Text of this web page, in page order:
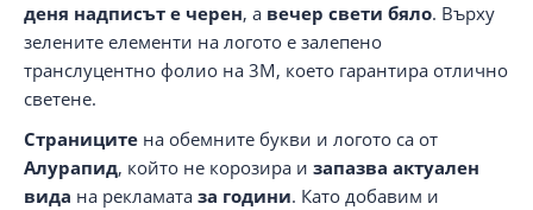
деня надписът е черен, а вечер свети бяло. Върху
зелените елементи на логото е залепено
транслуцентно фолио на 3M, което гарантира отлично
светене.
Страниците на обемните букви и логото са от
Алурапид, който не корозира и запазва актуален
вида на рекламата за години. Като добавим и